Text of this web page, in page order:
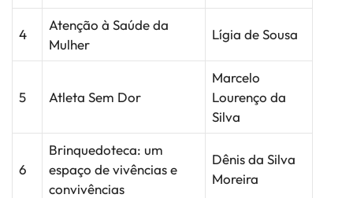
4
Atenção à Saúde da
Mulher
Lígia de Sousa
5 Atleta Sem Dor
Marcelo
Lourenço da
Silva
6
Brinquedoteca: um
espaço de vivências e
convivências
Dênis da Silva
Moreira